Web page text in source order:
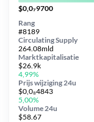
$0,0₇9700
Circulating Supply
264.08mld
Prijs wijziging 24u
$0,0₈4843
5,00%
Marktkapitalisatie
$26.9k
4,99%
Volume 24u
$58.67
Rang
#8189